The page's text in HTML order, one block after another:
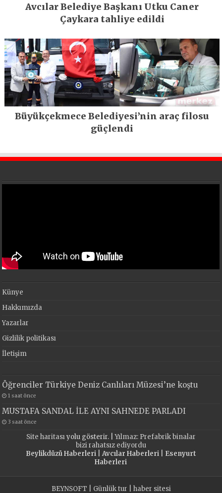
Avcılar Belediye Başkanı Utku Caner
Çaykara tahliye edildi
Büyükçekmece Belediyesi’nin araç filosu
güçlendi
Künye
Hakkımızda
Yazarlar
Gizlilik politikası
İletişim
Öğrenciler Türkiye Deniz Canlıları Müzesi’ne koştu
1 saat önce
MUSTAFA SANDAL İLE AYNI SAHNEDE PARLADI
3 saat önce
Site haritasıyolu gösterir. |Yılmaz: Prefabrik binalar
bizi rahatsız ediyordu
Beylikdüzü Haberleri| Avcılar Haberleri| Esenyurt
Haberleri
BEYNSOFT Günlük tur haber sitesi